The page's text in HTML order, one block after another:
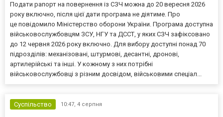
Подати рапорт на повернення із СЗЧ можна до 20 вересня 2026
року включно, після цієї дати програма не діятиме. Про
це повідомило Міністерство оборони України. Програма доступна
військовослужбовцям ЗСУ, НГУ та ДССТ, у яких СЗЧ зафіксовано
до 12 червня 2026 року включно. Для вибору доступні понад 70
підрозділів: механізовані, штурмові, десантні, дронові,
артилерійські та інші. У кожному з них потрібні
військовослужбовці з різним досвідом, військовими спеціал...
Суспільство 10:47, 4 серпня